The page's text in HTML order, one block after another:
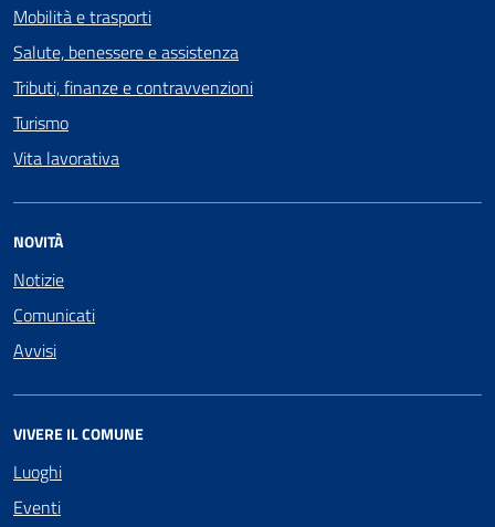
Mobilità e trasporti
Salute, benessere e assistenza
Tributi, finanze e contravvenzioni
Turismo
Vita lavorativa
NOVITÀ
Notizie
Comunicati
Avvisi
VIVERE IL COMUNE
Luoghi
Eventi